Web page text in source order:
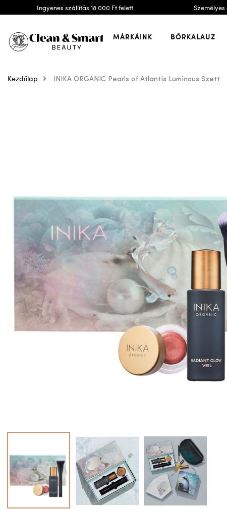
Ingyenes szállítás 18 000 Ft felett
MÁRKÁINK BŐRKALAUZ
Kezdőlap INIKA ORGANIC Pearls of Atlantis Luminous Szett